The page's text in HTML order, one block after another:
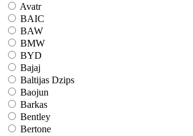
Avatr
BAIC
BAW
BMW
BYD
Bajaj
Baltijas Dzips
Baojun
Barkas
Bentley
Bertone